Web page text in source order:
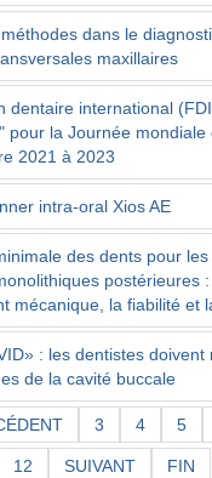
dans le
maxillaires
dentaire international
pour la Journée mondiale
2021 à 2023
intra-oral Xios AE
des dents pour
postérieures
mécanique, la fiabilité et
: les dentistes doivent
de la cavité buccale
3 4 5
12 SUIVANT FIN